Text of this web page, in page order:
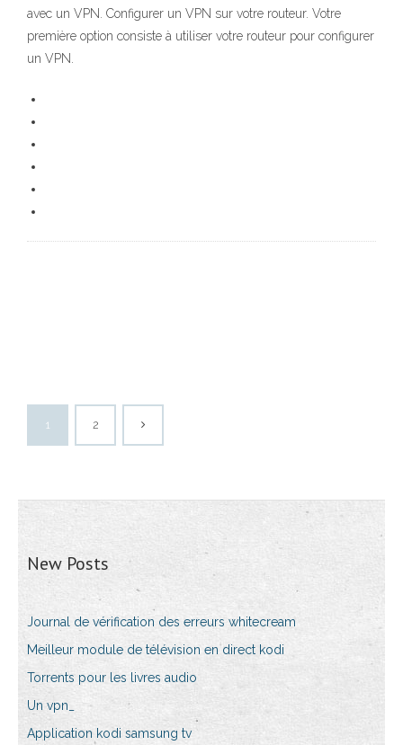
avec un VPN. Configurer un VPN sur votre routeur. Votre
première option consiste à utiliser votre routeur pour configurer
un VPN.
1 2
New Posts
Journal de vérification des erreurs whitecream
Meilleur module de télévision en direct kodi
Torrents pour les livres audio
Un vpn_
Application kodi samsung tv